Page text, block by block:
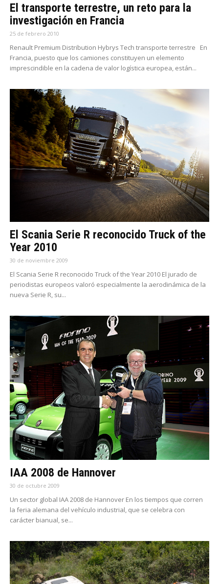
El transporte terrestre, un reto para la
investigación en Francia
25 de febrero 2010
Renault Premium Distribution Hybrys Tech transporte terrestre En
Francia, puesto que los camiones constituyen un elemento
imprescindible en la cadena de valor logística europea, están...
El Scania Serie R reconocido Truck of the
Year 2010
30 de noviembre 2009
El Scania Serie R reconocido Truck of the Year 2010 El jurado de
periodistas europeos valoró especialmente la aerodinámica de la
nueva Serie R, su...
IAA 2008 de Hannover
30 de octubre 2009
Un sector global IAA 2008 de Hannover En los tiempos que corren
la feria alemana del vehículo industrial, que se celebra con
carácter bianual, se...